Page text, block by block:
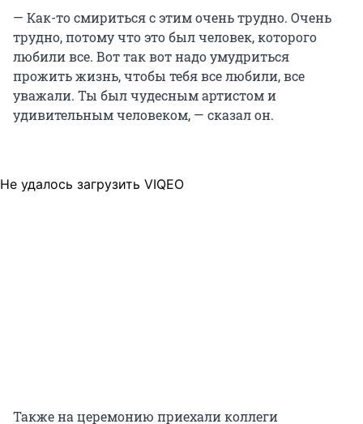
— Как-то смириться с этим очень трудно. Очень
трудно, потому что это был человек, которого
любили все. Вот так вот надо умудриться
прожить жизнь, чтобы тебя все любили, все
уважали. Ты был чудесным артистом и
удивительным человеком, — сказал он.
Не удалось загрузить VIQEO
Также на церемонию приехали коллеги